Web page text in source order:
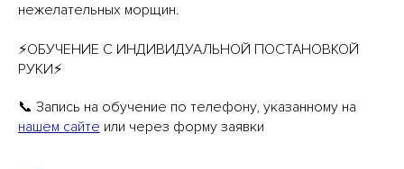
нежелательных морщин.
⚡️ОБУЧЕНИЕ С ИНДИВИДУАЛЬНОЙ ПОСТАНОВКОЙ
РУКИ⚡️
📞 Запись на обучение по телефону, указанному на
нашем сайте или через форму заявки